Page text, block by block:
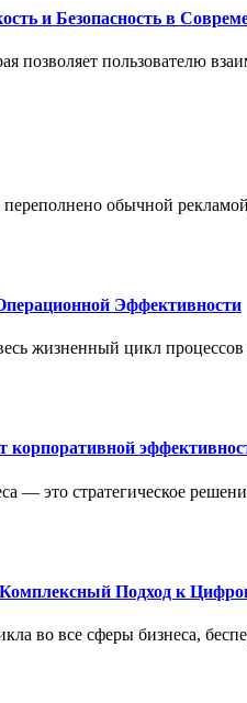
и Безопасность в
позволяет пользователю
обычной
Эффективности
жизненный цикл
корпоративной
— это стратегическое
Подход к
во все сферы бизнеса,